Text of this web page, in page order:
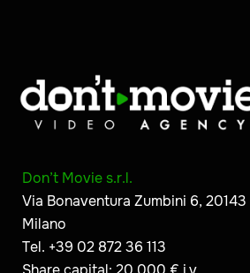
Don’t Movie s.r.l.
Via Bonaventura Zumbini 6, 20143
Milano
Tel. +39 02 872 36 113